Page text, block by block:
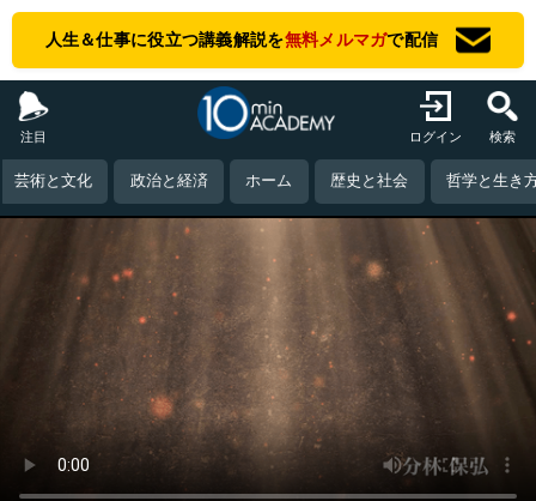
人生＆仕事に役立つ講義解説を無料メルマガで配信
注目 ログイン 検索
芸術と文化 政治と経済 ホーム 歴史と社会 哲学と生き